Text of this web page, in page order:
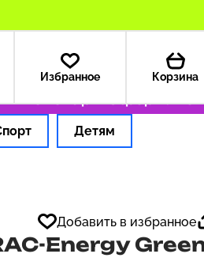
Избранное Корзина
товары Оформляем
Детям
Добавить в избранное
Energy